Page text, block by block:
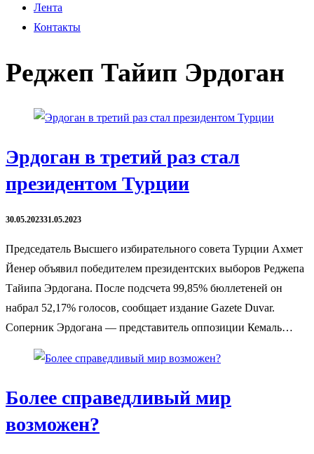
Лента
Контакты
Реджеп Тайип Эрдоган
Эрдоган в третий раз стал
президентом Турции
30.05.202331.05.2023
Председатель Высшего избирательного совета Турции Ахмет
Йенер объявил победителем президентских выборов Реджепа
Тайипа Эрдогана. После подсчета 99,85% бюллетеней он
набрал 52,17% голосов, сообщает издание Gazete Duvar.
Соперник Эрдогана — представитель оппозиции Кемаль…
Более справедливый мир
возможен?